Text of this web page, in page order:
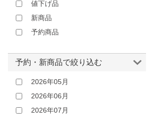
値下げ品
新商品
予約商品
予約・新商品で絞り込む
2026年05月
2026年06月
2026年07月